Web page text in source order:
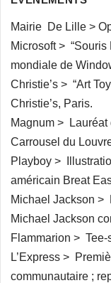
Mairie De Lille >
Microsoft >
mondiale de
Christie’s > “Art
Christie’s, Paris.
Magnum >
Carrousel du
Playboy >
américain Breat
Michael Jackson >
Michael Jackson
Flammarion >
L’Express >
communautaire ;